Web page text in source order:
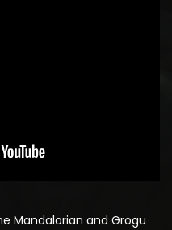
Mandalorian and Grogu